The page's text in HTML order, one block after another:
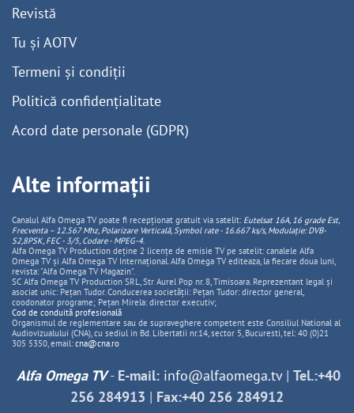
Revistă
Tu și AOTV
Termeni și condiții
Politică confidențialitate
Acord date personale (GDPR)
Alte informații
Canalul Alfa Omega TV poate fi recepționat gratuit via satelit: Eutelsat 16A, 16 grade Est,
Frecventa – 12.567 Mhz, PolarizareVerticală, Symbol rate - 16.667 ks/s, Modulație: DVB-
S2,8PSK, FEC - 3/5, Codare - MPEG-4.
Alfa Omega TV Production deține 2 licențe de emisie TV pe satelit: canalele Alfa
Omega TV și Alfa Omega TV Internațional. Alfa Omega TV editeaza, la fiecare doua luni,
revista: "Alfa Omega TV Magazin".
SC Alfa Omega TV Production SRL, Str Aurel Pop nr. 8, Timisoara. Reprezentant legal și
asociat unic: Pețan Tudor. Conducerea societății: Pețan Tudor: director general,
coodonator programe; Pețan Mirela: director executiv;
Cod de conduită profesională
Organismul de reglementare sau de supraveghere competent este Consiliul National al
Audiovizualului (CNA), cu sediul in Bd. Libertatii nr.14, sector 5, Bucuresti, tel: 40 (0)21
305 5350, email: cna@cna.ro
Alfa Omega TV- E-mail: info@alfaomega.tv| Tel.:+40
256 284913 | Fax:+40 256 284912